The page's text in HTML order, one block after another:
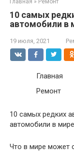
Главная » Ремонт
10 самых
автомобили в
19 июля, 2021
Главная
Ремонт
10 самых редких
автомобили в мире
Что в мире может